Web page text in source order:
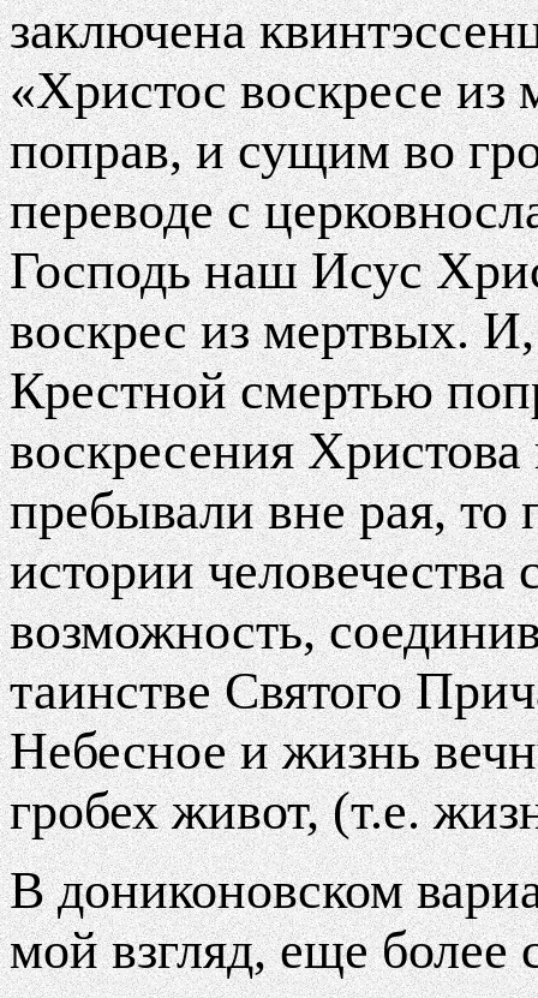
заключена
«Христос воскресе
поправ, и сущим во
переводе с
Господь наш Исус
воскрес из мертвых.
Крестной смертью
воскресения
пребывали вне рая, то
истории человечества
возможность,
таинстве Святого
Небесное и жизнь
гробех живот, (т.е.
В дониконовском
мой взгляд, еще более